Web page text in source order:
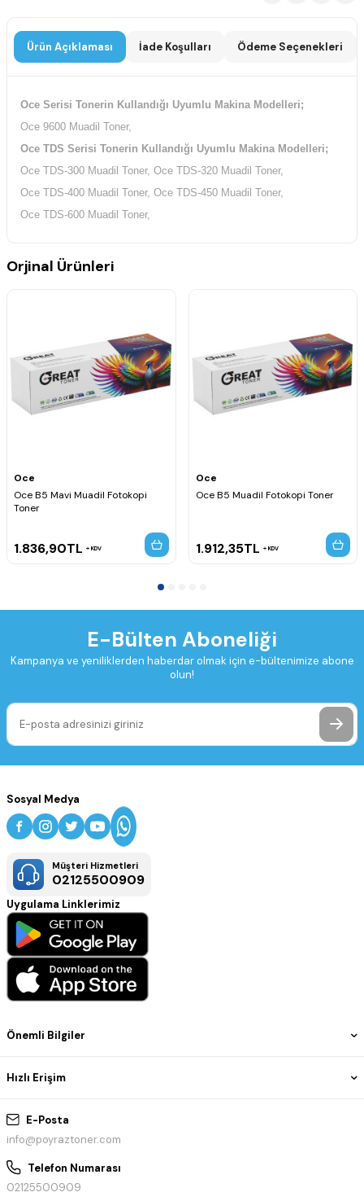
Ürün Açıklaması İade Koşulları Ödeme Seçenekleri
Oce Serisi Tonerin Kullandığı Uyumlu Makina Modelleri;
Oce 9600 Muadil Toner,
Oce TDS Serisi Tonerin Kullandığı Uyumlu Makina Modelleri;
Oce TDS-300 Muadil Toner, Oce TDS-320 Muadil Toner,
Oce TDS-400 Muadil Toner, Oce TDS-450 Muadil Toner,
Oce TDS-600 Muadil Toner,
Orjinal Ürünleri
Oce
Oce B5 Mavi Muadil Fotokopi
Toner
1.836,90TL KDV
Oce
Oce B5 Muadil Fotokopi Toner
1.912,35TL KDV
E-Bülten Aboneliği
Kampanya ve yeniliklerden haberdar olmak için e-bültenimize abone
olun!
E-Posta
info@poyraztoner.com
Telefon Numarası
02125500909
Önemli Bilgiler
Hızlı Erişim
Sosyal Medya
Müşteri Hizmetleri
02125500909
Uygulama Linklerimiz